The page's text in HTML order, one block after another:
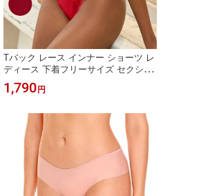
Tバック レース インナー ショーツ レ
ディース 下着フリーサイズ セクシー
サイドストリング パンツ インポート
紐パン ブラジリアン 通販 インポート
ビア製
1,790 円